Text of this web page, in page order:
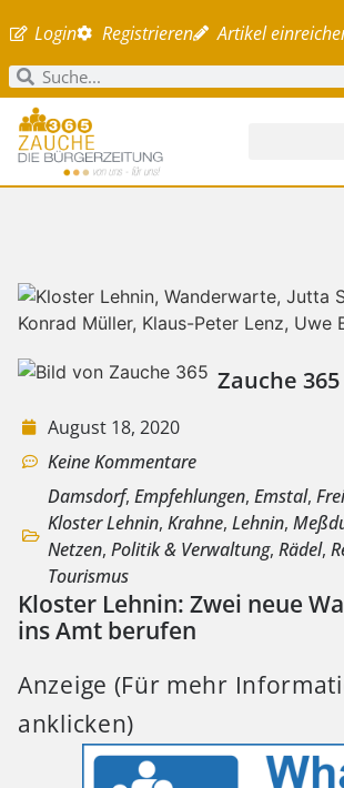
Login Registrieren Artikel
Zauche 365
August 18, 2020
Keine Kommentare
Damsdorf, Empfehlungen, Emstal,
Kloster Lehnin, Krahne, Lehnin,
Netzen, Politik & Verwaltung, Rädel,
Tourismus
Kloster Lehnin: Zwei neue
ins Amt berufen
Anzeige (Für mehr
anklicken)